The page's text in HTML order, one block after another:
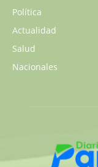
Política
Actualidad
Salud
Nacionales